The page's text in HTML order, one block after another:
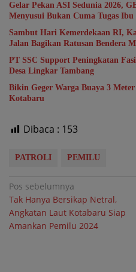
Gelar Pekan ASI Sedunia 2026,
Menyusui Bukan Cuma Tugas Ibu
Sambut Hari Kemerdekaan RI,
Jalan Bagikan Ratusan Bendera
PT SSC Support Peningkatan
Desa Lingkar Tambang
Bikin Geger Warga Buaya 3
Kotabaru
Dibaca : 153
PATROLI PEMILU
Navigasi
pos
Pos sebelumnya
Tak Hanya Bersikap Netral,
Angkatan Laut Kotabaru Siap
Amankan Pemilu 2024